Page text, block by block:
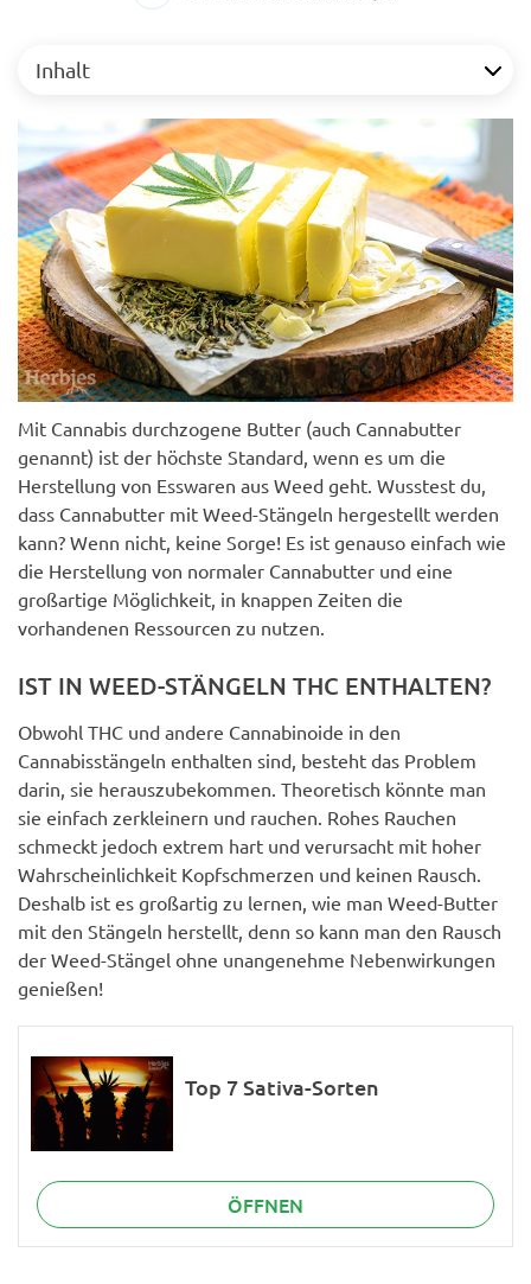
Inhalt
Mit Cannabis durchzogene Butter (auch Cannabutter
genannt) ist der höchste Standard, wenn es um die
Herstellung von Esswaren aus Weed geht. Wusstest du,
dass Cannabutter mit Weed-Stängeln hergestellt werden
kann? Wenn nicht, keine Sorge! Es ist genauso einfach wie
die Herstellung von normaler Cannabutter und eine
großartige Möglichkeit, in knappen Zeiten die
vorhandenen Ressourcen zu nutzen.
IST IN WEED-STÄNGELN THC ENTHALTEN?
Obwohl THC und andere Cannabinoide in den
Cannabisstängeln enthalten sind, besteht das Problem
darin, sie herauszubekommen. Theoretisch könnte man
sie einfach zerkleinern und rauchen. Rohes Rauchen
schmeckt jedoch extrem hart und verursacht mit hoher
Wahrscheinlichkeit Kopfschmerzen und keinen Rausch.
Deshalb ist es großartig zu lernen, wie man Weed-Butter
mit den Stängeln herstellt, denn so kann man den Rausch
der Weed-Stängel ohne unangenehme Nebenwirkungen
genießen!
Top 7 Sativa-Sorten
ÖFFNEN